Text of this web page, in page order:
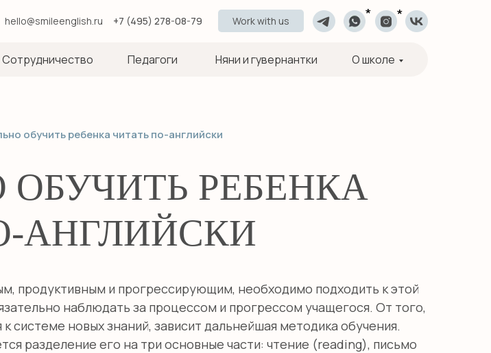
Сотрудничество Педагоги Няни и гувернантки О школе
+7 (495) 278-08-79
hello@smileenglish.ru Work with us * *
обучить ребенка читать по-английски
РЕБЕНКА
АНГЛИЙСКИ
продуктивным и прогрессирующим, необходимо подходить к этой
наблюдать за процессом и прогрессом учащегося. От того,
новых знаний, зависит дальнейшая методика обучения.
разделение его на три основные части: чтение (reading), письмо